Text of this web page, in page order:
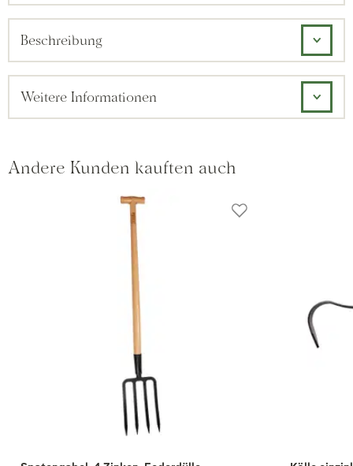
Beschreibung
Weitere Informationen
Andere Kunden kauften auch